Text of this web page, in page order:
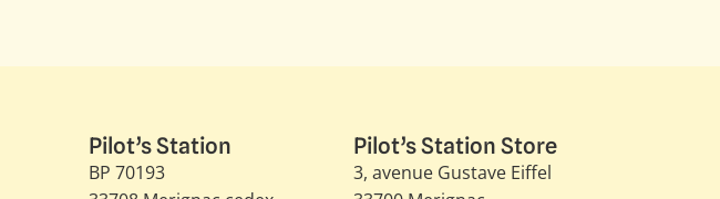
Pilot’s Station
BP 70193
Pilot’s Station Store
3, avenue Gustave Eiffel​